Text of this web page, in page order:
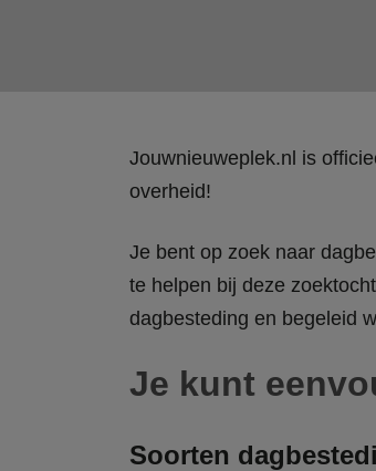
Jouwnieuweplek.nl is
overheid!
Je bent op zoek naar
te helpen bij deze
dagbesteding en begeleid
Je kunt
Soorten